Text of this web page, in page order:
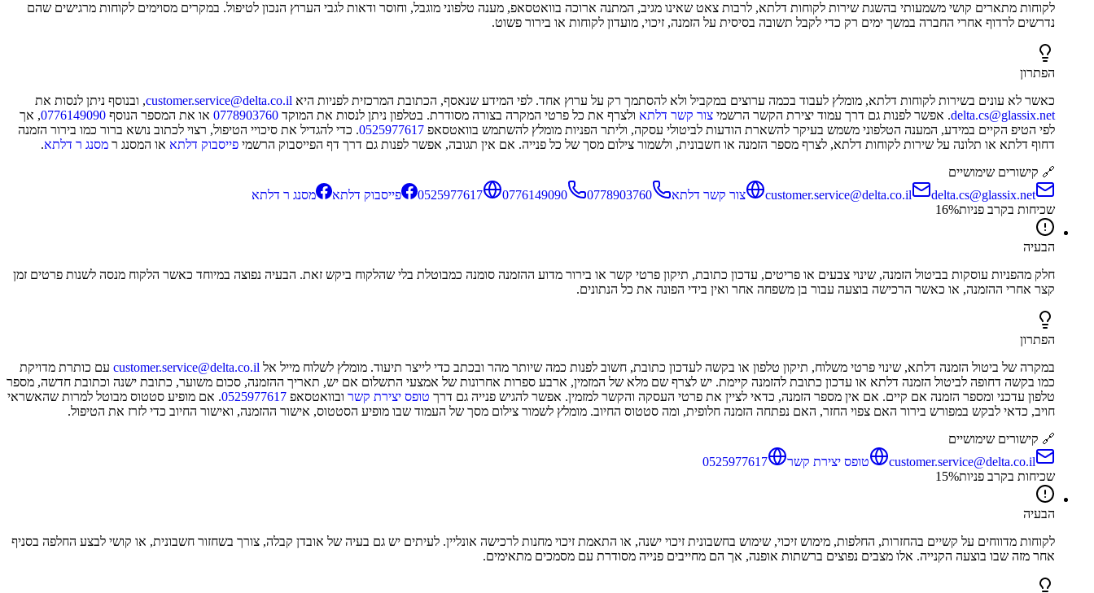
לקוחות מתארים קושי משמעותי בהשגת שירות לקוחות דלתא, לרבות צאט שאינו מגיב, המתנה ארוכה בוואטסאפ, מענה טלפוני מוגבל, וחוסר ודאות לגבי הערוץ הנכון לטיפול. במקרים מסוימים לקוחות מרגישים שהם
נדרשים לרדוף אחרי החברה במשך ימים רק כדי לקבל תשובה בסיסית על הזמנה, זיכוי, מועדון לקוחות או בירור פשוט.
הפתרון
כאשר לא עונים בשירות לקוחות דלתא, מומלץ לעבוד בכמה ערוצים במקביל ולא להסתמך רק על ערוץ אחד. לפי המידע שנאסף, הכתובת המרכזית לפניות היא customer.service@delta.co.il, ובנוסף ניתן לנסות את
delta.cs@glassix.net. אפשר לפנות גם דרך עמוד יצירת הקשר הרשמי צור קשר דלתא ולצרף את כל פרטי המקרה בצורה מסודרת. בטלפון ניתן לנסות את המוקד 0778903760 או את המספר הנוסף 0776149090, אך
לפי הטיפ הקיים במידע, המענה הטלפוני משמש בעיקר להשארת הודעות לביטולי עסקה, וליתר הפניות מומלץ להשתמש בוואטסאפ 0525977617. כדי להגדיל את סיכויי הטיפול, רצוי לכתוב נושא ברור כמו בירור הזמנה
דחוף דלתא או תלונה על שירות לקוחות דלתא, לצרף מספר הזמנה או חשבונית, ולשמור צילום מסך של כל פנייה. אם אין תגובה, אפשר לפנות גם דרך דף הפייסבוק הרשמי פייסבוק דלתא או המסנג ר מסנג ר דלתא.
🔗 קישורים שימושיים
customer.service@delta.co.il
delta.cs@glassix.net צור קשר דלתא 0778903760
0776149090
0525977617 פייסבוק דלתא
מסנג ר דלתא
שכיחות בקרב פניות
16%
הבעיה
חלק מהפניות עוסקות בביטול הזמנה, שינוי צבעים או פריטים, עדכון כתובת, תיקון פרטי קשר או בירור מדוע ההזמנה סומנה כמבוטלת בלי שהלקוח ביקש זאת. הבעיה נפוצה במיוחד כאשר הלקוח מנסה לשנות פרטים זמן
קצר אחרי ההזמנה, או כאשר הרכישה בוצעה עבור בן משפחה אחר ואין בידי הפונה את כל הנתונים.
הפתרון
במקרה של ביטול הזמנה דלתא, שינוי פרטי משלוח, תיקון טלפון או בקשה לעדכון כתובת, חשוב לפנות כמה שיותר מהר ובכתב כדי לייצר תיעוד. מומלץ לשלוח מייל אל customer.service@delta.co.il עם כותרת מדויקת
כמו בקשה דחופה לביטול הזמנה דלתא או עדכון כתובת להזמנה קיימת. יש לצרף שם מלא של המזמין, ארבע ספרות אחרונות של אמצעי התשלום אם יש, תאריך ההזמנה, סכום משוער, כתובת ישנה וכתובת חדשה, מספר
טלפון עדכני ומספר הזמנה אם קיים. אם אין מספר הזמנה, כדאי לציין את פרטי העסקה והקשר למזמין. אפשר להגיש פנייה גם דרך טופס יצירת קשר ובוואטסאפ 0525977617. אם מופיע סטטוס מבוטל למרות שהאשראי
חויב, כדאי לבקש במפורש בירור האם צפוי החזר, האם נפתחה הזמנה חלופית, ומה סטטוס החיוב. מומלץ לשמור צילום מסך של העמוד שבו מופיע הסטטוס, אישור ההזמנה, ואישור החיוב כדי לזרז את הטיפול.
🔗 קישורים שימושיים
customer.service@delta.co.il
טופס יצירת קשר
0525977617
שכיחות בקרב פניות
15%
הבעיה
לקוחות מדווחים על קשיים בהחזרות, החלפות, מימוש זיכוי, שימוש בחשבונית זיכוי ישנה, או התאמת זיכוי מחנות לרכישה אונליין. לעיתים יש גם בעיה של אובדן קבלה, צורך בשחזור חשבונית, או קושי לבצע החלפה בסניף
אחר מזה שבו בוצעה הקנייה. אלו מצבים נפוצים ברשתות אופנה, אך הם מחייבים פנייה מסודרת עם מסמכים מתאימים.